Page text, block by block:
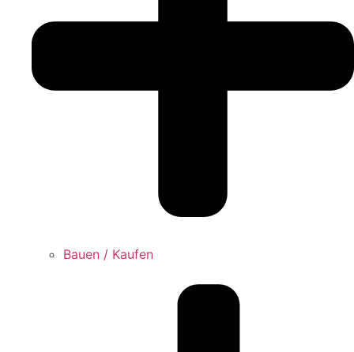
Bauen / Kaufen